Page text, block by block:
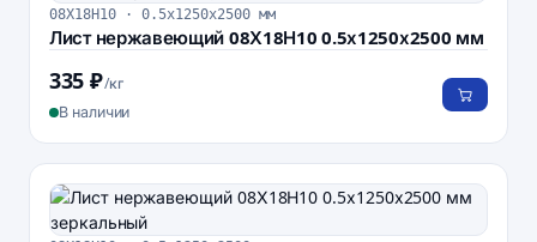
08Х18Н10 · 0.5х1250х2500 мм
Лист нержавеющий 08Х18Н10 0.5х1250х2500 мм
335 ₽/кг
В наличии